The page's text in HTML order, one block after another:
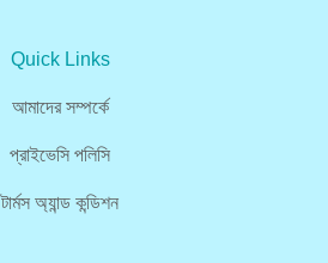
Quick Links
আমাদের সম্পর্কে
প্রাইভেসি পলিসি
টার্মস অ্যান্ড কন্ডিশন